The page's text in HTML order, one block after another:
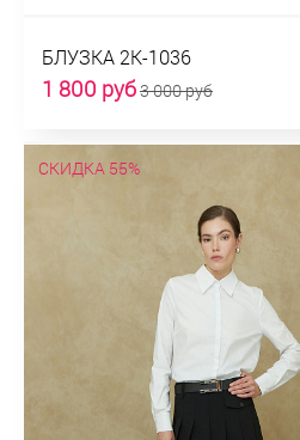
БЛУЗКА 2К-1036
1 800 руб3 000 руб
СКИДКА 55%